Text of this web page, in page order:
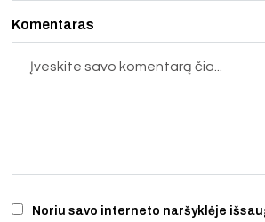
Noriu savo interneto naršyklėje
Komentaras